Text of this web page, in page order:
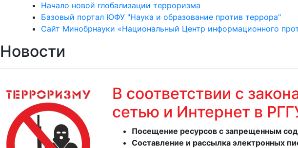
Начало новой глобализации терроризма
Базовый портал ЮФУ "Наука и образование против террора"
Сайт Минобрнауки «Национальный Центр информационного
Новости
В соответствии с
сетью и Интернет в
Посещение ресурсов с запрещенным
Составление и рассылка электронных